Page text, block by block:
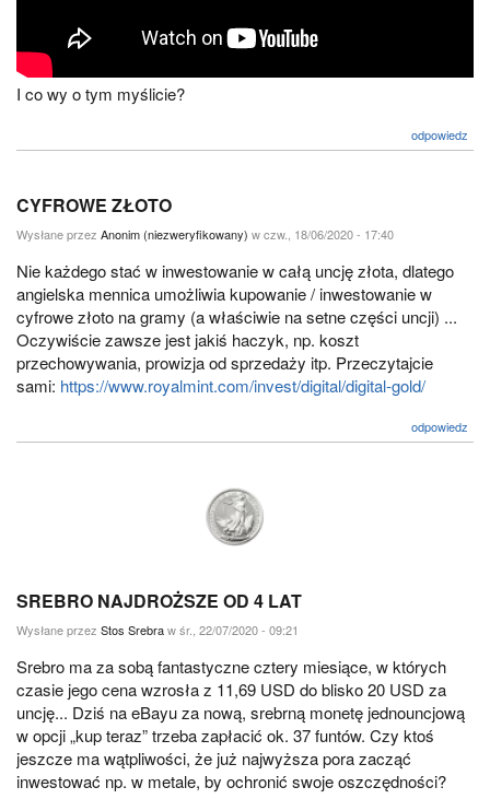
I co wy o tym myślicie?
odpowiedz
CYFROWE ZŁOTO
Wysłane przez Anonim (niezweryfikowany) w czw., 18/06/2020 - 17:40
Nie każdego stać w inwestowanie w całą uncję złota, dlatego
angielska mennica umożliwia kupowanie / inwestowanie w
cyfrowe złoto na gramy (a właściwie na setne części uncji) ...
Oczywiście zawsze jest jakiś haczyk, np. koszt
przechowywania, prowizja od sprzedaży itp. Przeczytajcie
sami: https://www.royalmint.com/invest/digital/digital-gold/
odpowiedz
SREBRO NAJDROŻSZE OD 4 LAT
Wysłane przez Stos Srebraw śr., 22/07/2020 - 09:21
Srebro ma za sobą fantastyczne cztery miesiące, w których
czasie jego cena wzrosła z 11,69 USD do blisko 20 USD za
uncję... Dziś na eBayu za nową, srebrną monetę jednouncjową
w opcji „kup teraz” trzeba zapłacić ok. 37 funtów. Czy ktoś
jeszcze ma wątpliwości, że już najwyższa pora zacząć
inwestować np. w metale, by ochronić swoje oszczędności?